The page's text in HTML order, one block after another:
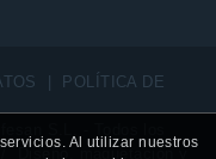
POLÍTICA DE
Al utilizar nuestros